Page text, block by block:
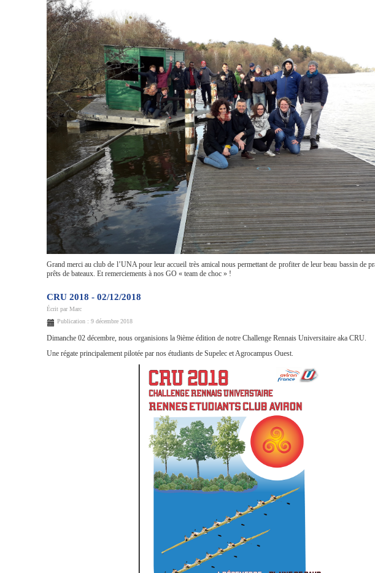
Grand merci au club de l’UNA pour leur accueil très amical nous permettant de profiter de leur beau bassin de
prêts de bateaux. Et remerciements à nos GO « team de choc » !
CRU 2018 - 02/12/2018
Écrit parMarc
Publication : 9 décembre 2018
Dimanche 02 décembre, nous organisions la 9ième édition de notre Challenge Rennais Universitaire aka CRU.
Une régate principalement pilotée par nos étudiants de Supelec et Agrocampus Ouest.